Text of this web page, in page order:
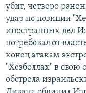
убит, четверо
удар по позиции
иностранных дел
потребовал от
конец атакам
"Хезболлах" в свою
обстрела